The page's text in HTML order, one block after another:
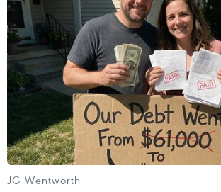
của Ukraine
NATO ưu tiên đẩy nhanh chuyển
phòng không cho Ukraine
Liên hợp quốc: Xung đột Ukraine
đẫm máu nhất
Tổng thống Nga thay đổi
huy tại mặt trận Ukraine
JG Wentworth